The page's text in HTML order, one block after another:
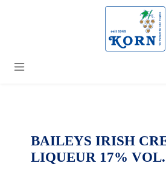
BAILEYS IRISH
LIQUEUR 17% VOL.